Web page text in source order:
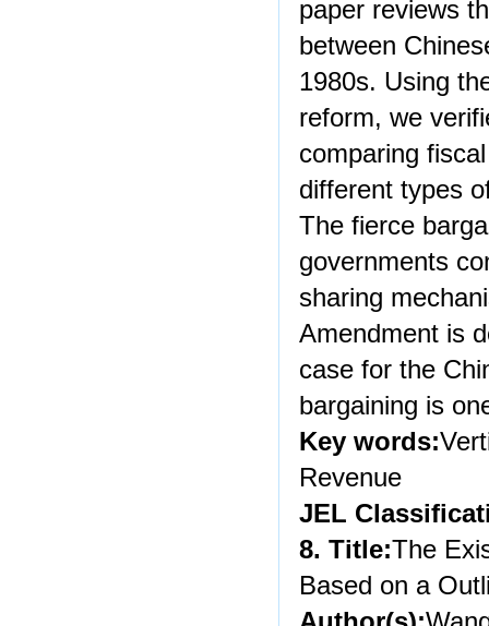
paper reviews
between
1980s. Using
reform, we
comparing
different types
The fierce
governments
sharing
Amendment is
case for the
bargaining is
Key words:
Revenue
JEL
8. Title:The
Based on a